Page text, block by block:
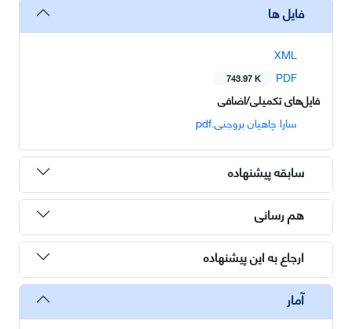
فایل ها
XML
PDF
743.97 K
فایل‌های تکمیلی/اضافی
سارا چاهیان بروجنی.pdf
سابقه پیشنهاده
هم رسانی
ارجاع به این پیشنهاده
آمار